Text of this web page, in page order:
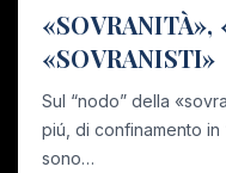
«SOVRANITÀ»,
«SOVRANISTI»
Sul “nodo” della
piú, di confinamento in
sono…